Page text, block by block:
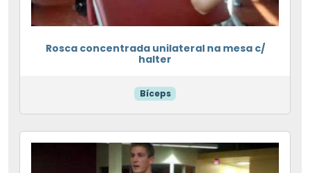
Rosca concentrada unilateral na mesa c/
halter
Bíceps